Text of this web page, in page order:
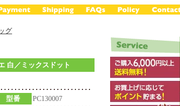
グ
白／ミックスドット
型番 PC130007